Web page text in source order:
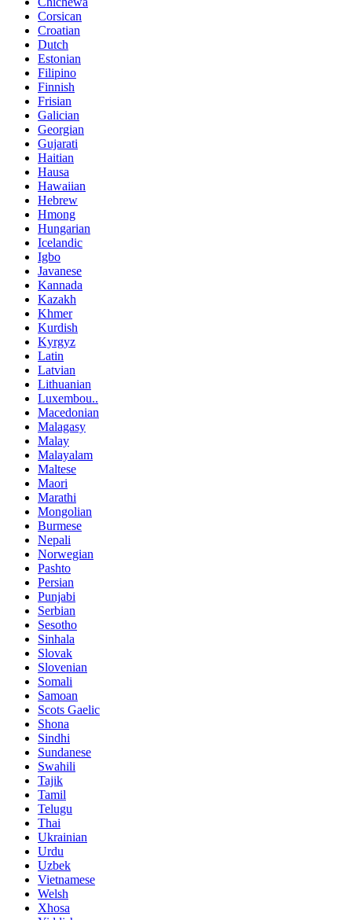
Corsican
Croatian
Dutch
Estonian
Filipino
Finnish
Frisian
Galician
Georgian
Gujarati
Haitian
Hausa
Hawaiian
Hebrew
Hmong
Hungarian
Icelandic
Igbo
Javanese
Kannada
Kazakh
Khmer
Kurdish
Kyrgyz
Latin
Latvian
Lithuanian
Luxembou..
Macedonian
Malagasy
Malay
Malayalam
Maltese
Maori
Marathi
Mongolian
Burmese
Nepali
Norwegian
Pashto
Persian
Punjabi
Serbian
Sesotho
Sinhala
Slovak
Slovenian
Somali
Samoan
Scots Gaelic
Shona
Sindhi
Sundanese
Swahili
Tajik
Tamil
Telugu
Thai
Ukrainian
Urdu
Uzbek
Vietnamese
Welsh
Xhosa